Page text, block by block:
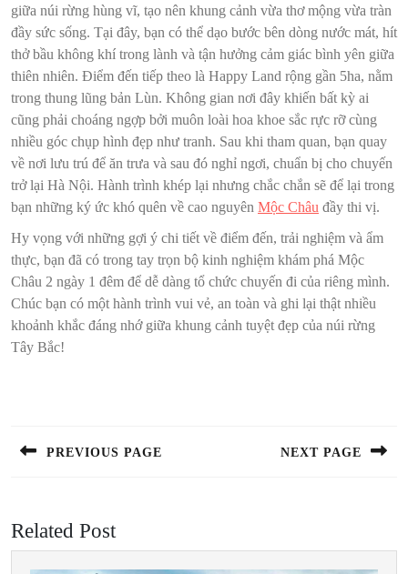
giữa núi rừng hùng vĩ, tạo nên khung cảnh vừa thơ mộng vừa tràn
đầy sức sống. Tại đây, bạn có thể dạo bước bên dòng nước mát, hít
thở bầu không khí trong lành và tận hưởng cảm giác bình yên giữa
thiên nhiên. Điểm đến tiếp theo là Happy Land rộng gần 5ha, nằm
trong thung lũng bản Lùn. Không gian nơi đây khiến bất kỳ ai
cũng phải choáng ngợp bởi muôn loài hoa khoe sắc rực rỡ cùng
nhiều góc chụp hình đẹp như tranh. Sau khi tham quan, bạn quay
về nơi lưu trú để ăn trưa và sau đó nghỉ ngơi, chuẩn bị cho chuyến
trở lại Hà Nội. Hành trình khép lại nhưng chắc chắn sẽ để lại trong
bạn những ký ức khó quên về cao nguyên Mộc Châu đầy thi vị.
Hy vọng với những gợi ý chi tiết về điểm đến, trải nghiệm và ẩm
thực, bạn đã có trong tay trọn bộ kinh nghiệm khám phá Mộc
Châu 2 ngày 1 đêm để dễ dàng tổ chức chuyến đi của riêng mình.
Chúc bạn có một hành trình vui vẻ, an toàn và ghi lại thật nhiều
khoảnh khắc đáng nhớ giữa khung cảnh tuyệt đẹp của núi rừng
Tây Bắc!
bài
PREVIOUS PAGE NEXT PAGE
Related Post